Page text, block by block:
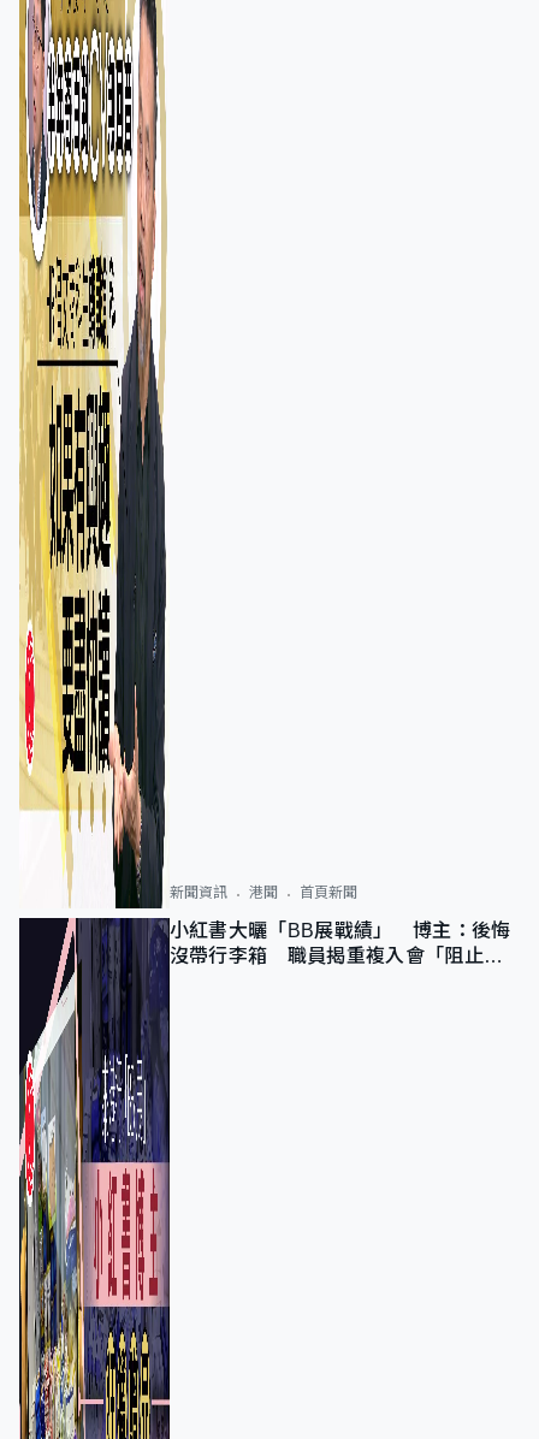
新聞資訊 港聞 首頁新聞
小紅書大曬「BB展戰績」 博主：後悔
沒帶行李箱 職員揭重複入會「阻止唔